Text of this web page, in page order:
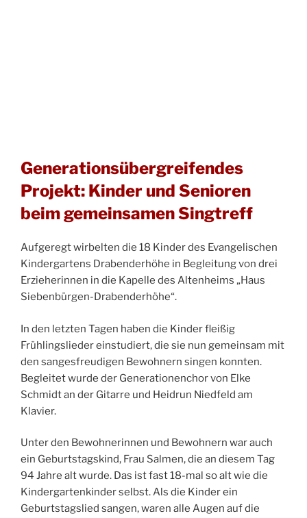
Generationsübergreifendes
Projekt: Kinder und Senioren
beim gemeinsamen Singtreff
Aufgeregt wirbelten die 18 Kinder des Evangelischen
Kindergartens Drabenderhöhe in Begleitung von drei
Erzieherinnen in die Kapelle des Altenheims „Haus
Siebenbürgen-Drabenderhöhe“.
In den letzten Tagen haben die Kinder fleißig
Frühlingslieder einstudiert, die sie nun gemeinsam mit
den sangesfreudigen Bewohnern singen konnten.
Begleitet wurde der Generationenchor von Elke
Schmidt an der Gitarre und Heidrun Niedfeld am
Klavier.
Unter den Bewohnerinnen und Bewohnern war auch
ein Geburtstagskind, Frau Salmen, die an diesem Tag
94 Jahre alt wurde. Das ist fast 18-mal so alt wie die
Kindergartenkinder selbst. Als die Kinder ein
Geburtstagslied sangen, waren alle Augen auf die